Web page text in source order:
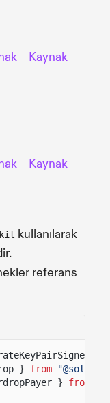
Kaynak
Kaynak
kit kullanılarak
referans
} from
} from